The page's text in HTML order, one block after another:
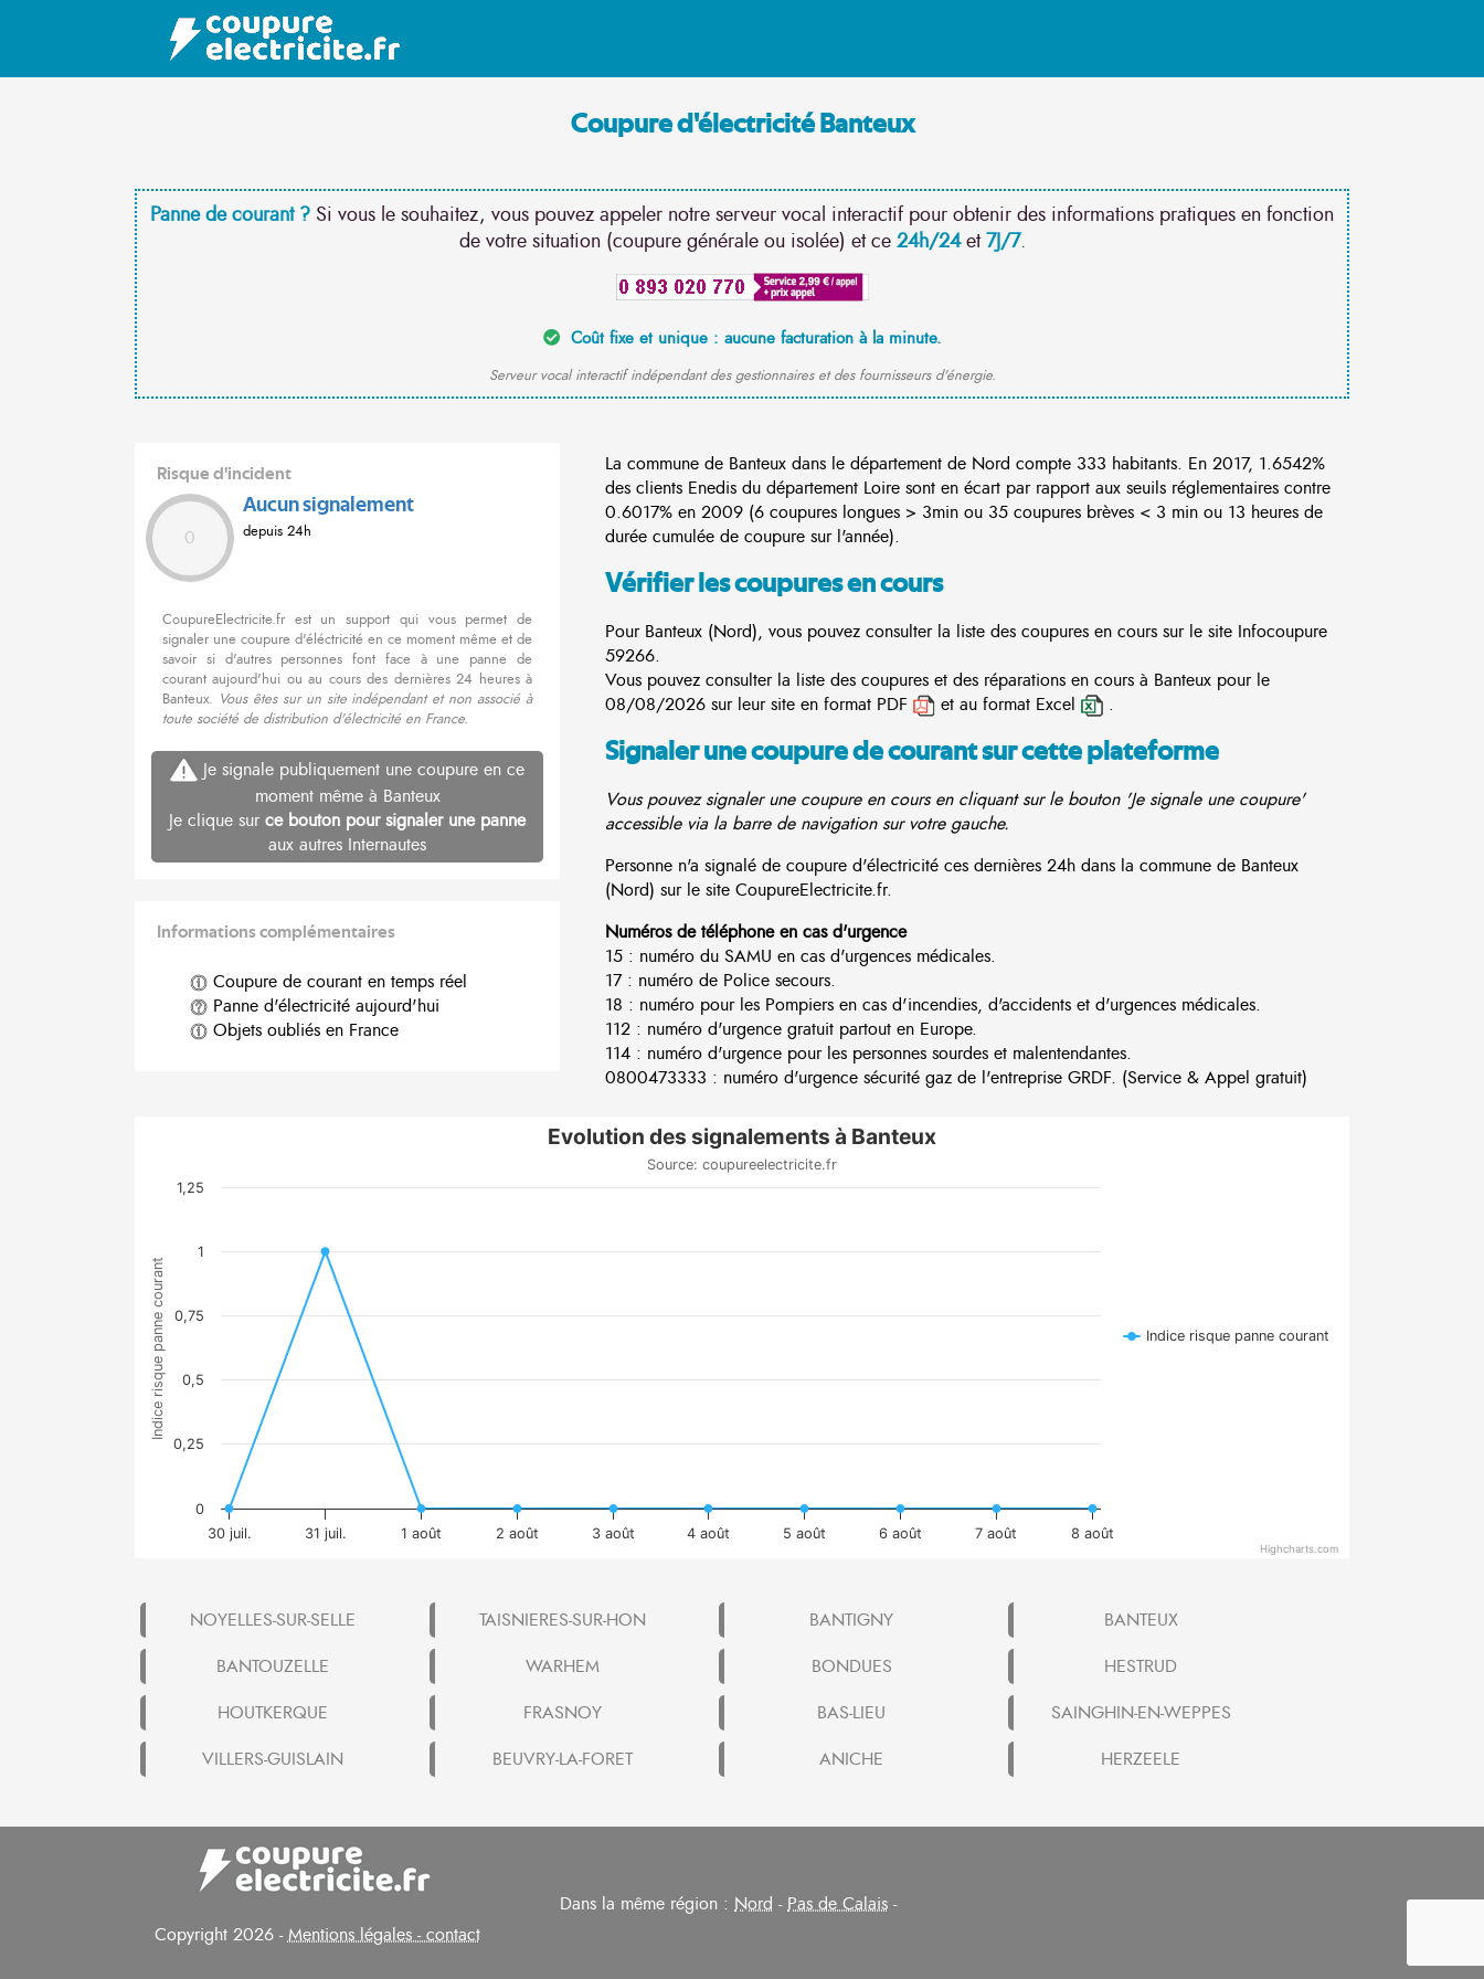
Coupure d'électricité Banteux
Panne de courant ? Si vous le souhaitez, vous pouvez appeler notre serveur vocal interactif pour obtenir des informations pratiques en fonction
de votre situation (coupure générale ou isolée) et ce 24h/24et7J/7.
Coût fixe et unique : aucune facturation à la minute.
Serveur vocal interactif indépendant des gestionnaires et des fournisseurs d'énergie.
Risque d'incident
0
Aucun signalement
depuis 24h
CoupureElectricite.fr est un support qui vous permet de
signaler une coupure d'éléctricité en ce moment même et de
savoir si d'autres personnes font face à une panne de
courant aujourd'hui ou au cours des dernières 24 heures à
Banteux. Vous êtes sur un site indépendant et non associé à
toute société de distribution d'électricité en France.
Je signale publiquement une coupure en ce
moment même à Banteux
Je clique sur ce bouton pour signaler une panne
aux autres Internautes
Informations complémentaires
Coupure de courant en temps réel
Panne d'électricité aujourd'hui
Objets oubliés en France
La commune de Banteux dans le département de Nord compte 333 habitants. En 2017, 1.6542%
des clients Enedis du département Loire sont en écart par rapport aux seuils réglementaires contre
0.6017% en 2009 (6 coupures longues > 3min ou 35 coupures brèves < 3 min ou 13 heures de
durée cumulée de coupure sur l'année).
Vérifier les coupures en cours
Pour Banteux (Nord), vous pouvez consulter la liste des coupures en cours sur le site Infocoupure
59266.
Vous pouvez consulter la liste des coupures et des réparations en cours à Banteux pour le
08/08/2026 sur leur site en format PDF
et au format Excel .
Signaler une coupure de courant sur cette plateforme
Vous pouvez signaler une coupure en cours en cliquant sur le bouton 'Je signale une coupure'
accessible via la barre de navigation sur votre gauche.
Personne n'a signalé de coupure d'électricité ces dernières 24h dans la commune de Banteux
(Nord) sur le site CoupureElectricite.fr.
Numéros de téléphone en cas d'urgence
15 : numéro du SAMU en cas d'urgences médicales.
17 : numéro de Police secours.
18 : numéro pour les Pompiers en cas d'incendies, d'accidents et d'urgences médicales.
112 : numéro d'urgence gratuit partout en Europe.
114 : numéro d'urgence pour les personnes sourdes et malentendantes.
0800473333 : numéro d'urgence sécurité gaz de l'entreprise GRDF. (Service & Appel gratuit)
Indice risque panne courant
Evolution des signalements à Banteux
Source: coupureelectricite.fr
Indice risque panne courant
30 juil. 31 juil. 1 août 2 août 3 août 4 août 5 août 6 août 7 août 8 août
0
0,25
0,5
0,75
1
1,25
Highcharts.com
NOYELLES-SUR-SELLE TAISNIERES-SUR-HON BANTIGNY
BANTEUX
BANTOUZELLE
WARHEM BONDUES
HESTRUD
HOUTKERQUE
FRASNOY BAS-LIEU
SAINGHIN-EN-WEPPES
VILLERS-GUISLAIN
BEUVRY-LA-FORET ANICHE HERZEELE
Copyright 2026 -Mentions légales - contact
Dans la même région : Nord -Pas de Calais -